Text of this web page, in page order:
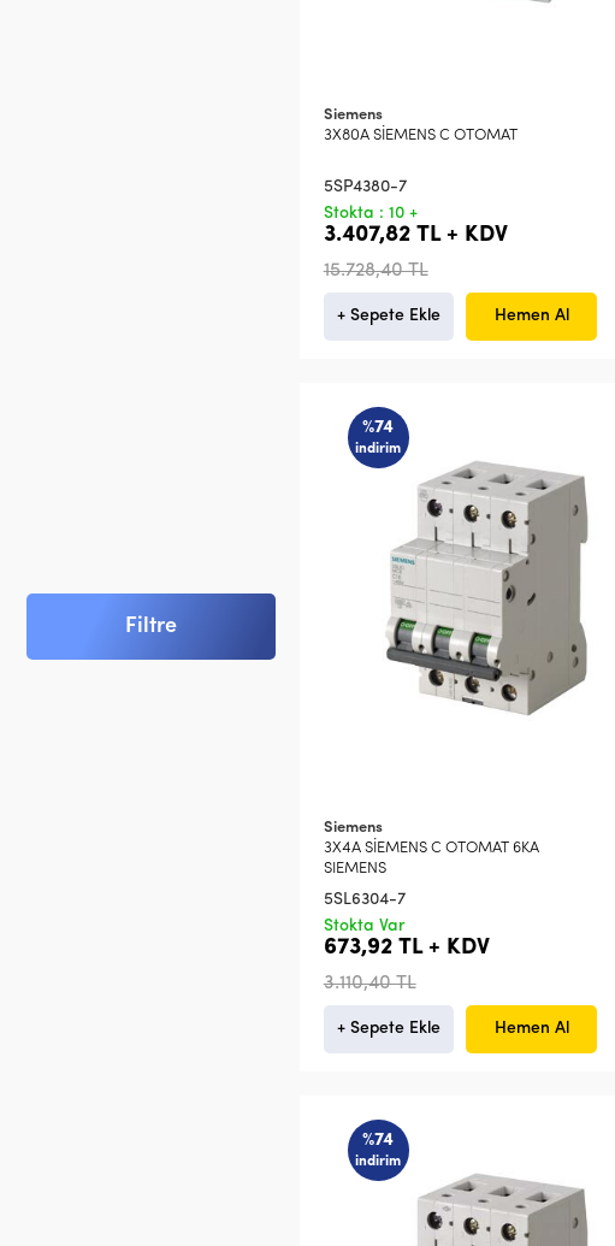
Filtre
Siemens
3X80A SİEMENS C OTOMAT
5SP4380-7
Stokta : 10 +
3.407,82 TL + KDV
15.728,40 TL
+ Sepete Ekle Hemen Al
%74
indirim
Siemens
3X4A SİEMENS C OTOMAT 6KA
SIEMENS
5SL6304-7
Stokta Var
673,92 TL + KDV
3.110,40 TL
+ Sepete Ekle Hemen Al
%74
indirim